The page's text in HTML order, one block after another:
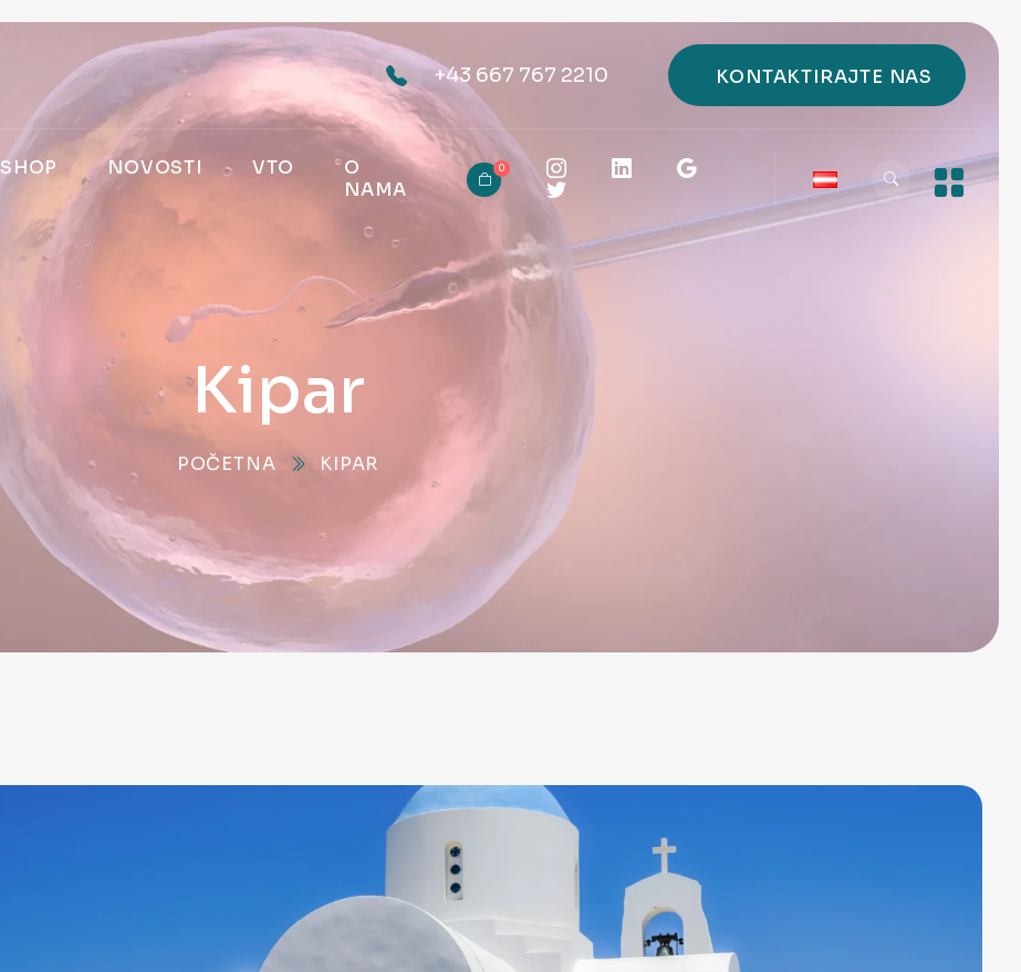
+43 667 767 2210
SHOP NOVOSTI VTO
O
NAMA
0
Kipar
POČETNA KIPAR